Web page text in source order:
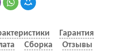
Гарантия
Сборка Отзывы